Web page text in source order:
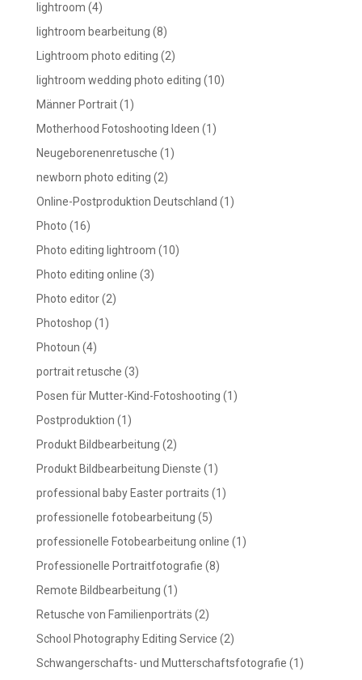
lightroom (4)
lightroom bearbeitung (8)
Lightroom photo editing (2)
lightroom wedding photo editing (10)
Männer Portrait(1)
Motherhood Fotoshooting Ideen (1)
Neugeborenenretusche (1)
newborn photo editing (2)
Online-Postproduktion Deutschland (1)
Photo (16)
Photo editing lightroom (10)
Photo editing online (3)
Photo editor(2)
Photoshop (1)
Photoun (4)
portrait retusche (3)
Posen für Mutter-Kind-Fotoshooting (1)
Postproduktion (1)
Produkt Bildbearbeitung (2)
Produkt Bildbearbeitung Dienste (1)
professional baby Easter portraits (1)
professionelle fotobearbeitung (5)
professionelle Fotobearbeitung online (1)
Professionelle Portraitfotografie (8)
Remote Bildbearbeitung (1)
Retusche von Familienporträts (2)
School Photography Editing Service (2)
Schwangerschafts- und Mutterschaftsfotografie (1)